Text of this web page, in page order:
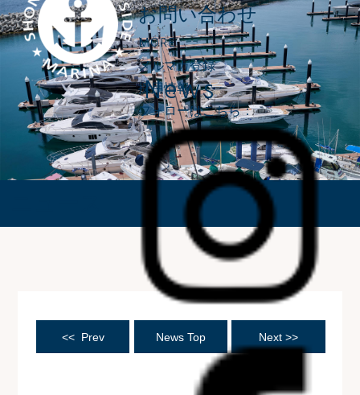
お問い合わせ
MORE
メルマガ登録
採用情報
フォローはこちら：
News
<< Prev News Top Next >>